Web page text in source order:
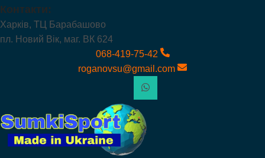
Контакти:
Харків, ТЦ Барабашово
пл. Новий Вік, маг. ВК 624
068-419-75-42
roganovsu@gmail.com